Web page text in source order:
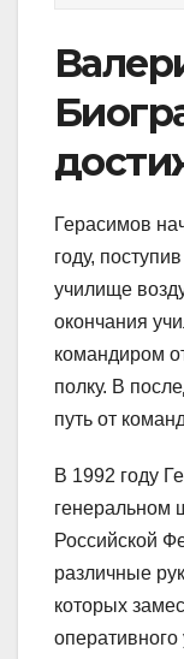
Герасимов
году,
училище
окончания
командиром
полку. В
путь от
В 1992 году
генеральном
Российской
различные
которых